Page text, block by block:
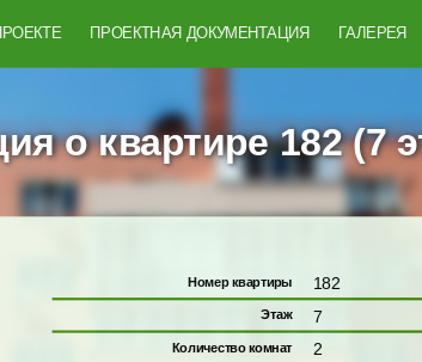
ПРОЕКТНАЯ ДОКУМЕНТАЦИЯ ГАЛЕРЕЯ
о квартире 182 (7
Номер квартиры 182
Этаж 7
Количество комнат 2